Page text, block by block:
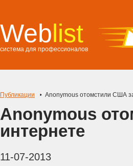
Weblist
система для профессионалов
Публикации Anonymous отомстили США
Anonymous
интернете
11-07-2013